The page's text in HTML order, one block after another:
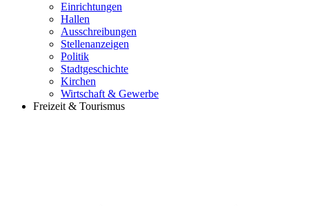
Einrichtungen
Hallen
Ausschreibungen
Stellenanzeigen
Politik
Stadtgeschichte
Kirchen
Wirtschaft & Gewerbe
Freizeit & Tourismus